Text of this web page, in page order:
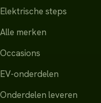
Elektrische steps
Alle merken
Occasions
EV-onderdelen
Onderdelen leveren